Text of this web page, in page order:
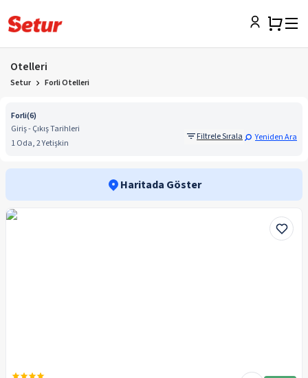
Otelleri
Setur Forli Otelleri
Forli(6)
Giriş - Çıkış Tarihleri
1 Oda, 2 Yetişkin
Filtrele Sırala Yeniden Ara
Haritada Göster